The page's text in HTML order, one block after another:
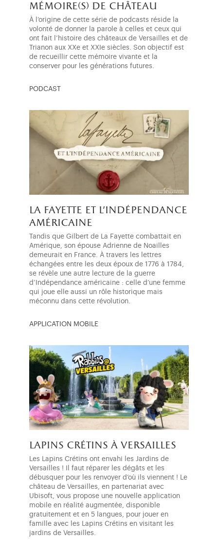
mémoire(s) de château
À l’origine de cette série de podcasts réside la
volonté de donner la parole à celles et ceux qui
ont fait l’histoire des châteaux de Versailles et de
Trianon aux XXe et XXIe siècles. Son objectif est
de recueillir cette mémoire vivante et la
conserver pour les générations futures.
PODCAST
la fayette et l'indépendance
américaine
Tandis que Gilbert de La Fayette combattait en
Amérique, son épouse Adrienne de Noailles
demeurait en France. À travers les lettres
échangées entre les deux époux de 1776 à 1784,
se révèle une autre lecture de la guerre
d’Indépendance américaine : celle d’une femme
qui joue elle aussi un rôle historique mais
méconnu dans cette révolution.
APPLICATION MOBILE
lapins crétins à versailles
Les Lapins Crétins ont envahi les Jardins de
Versailles ! Il faut réparer les dégâts et les
débusquer pour les renvoyer d’où ils viennent ! Le
château de Versailles, en partenariat avec
Ubisoft, vous propose une nouvelle application
mobile en réalité augmentée, disponible
gratuitement et en 5 langues, pour jouer en
famille avec les Lapins Crétins en visitant les
jardins de Versailles.